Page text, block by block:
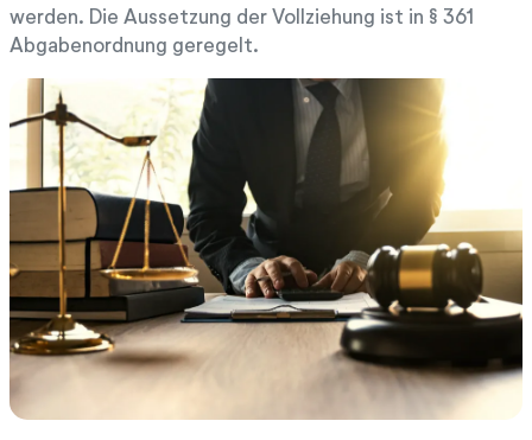
werden. Die Aussetzung der Vollziehung ist in § 361
Abgabenordnung geregelt.